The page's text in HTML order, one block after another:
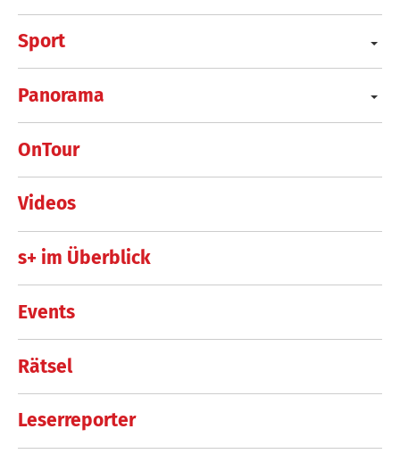
Sport
Panorama
OnTour
Videos
s+ im Überblick
Events
Rätsel
Leserreporter